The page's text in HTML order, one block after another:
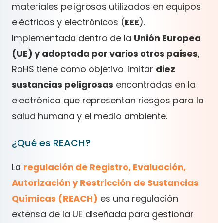
materiales peligrosos utilizados en equipos
eléctricos y electrónicos (EEE).
Implementada dentro de la Unión Europea
(UE) y adoptada por varios otros países,
RoHS tiene como objetivo limitar diez
sustancias peligrosas encontradas en la
electrónica que representan riesgos para la
salud humana y el medio ambiente.
¿Qué es REACH?
La regulación de Registro, Evaluación,
Autorización y Restricción de Sustancias
Químicas (REACH) es una regulación
extensa de la UE diseñada para gestionar